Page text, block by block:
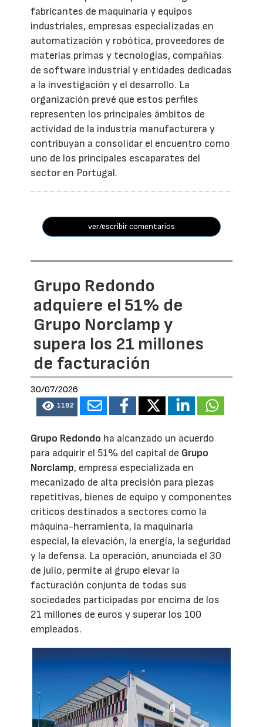
fabricantes de maquinaria y equipos
industriales, empresas especializadas en
automatización y robótica, proveedores de
materias primas y tecnologías, compañías
de software industrial y entidades dedicadas
a la investigación y el desarrollo. La
organización prevé que estos perfiles
representen los principales ámbitos de
actividad de la industria manufacturera y
contribuyan a consolidar el encuentro como
uno de los principales escaparates del
sector en Portugal.
ver/escribir comentarios
Grupo Redondo
adquiere el 51% de
Grupo Norclamp y
supera los 21 millones
de facturación
30/07/2026
1182
Grupo Redondo ha alcanzado un acuerdo
para adquirir el 51% del capital de Grupo
Norclamp, empresa especializada en
mecanizado de alta precisión para piezas
repetitivas, bienes de equipo y componentes
críticos destinados a sectores como la
máquina-herramienta, la maquinaria
especial, la elevación, la energía, la seguridad
y la defensa. La operación, anunciada el 30
de julio, permite al grupo elevar la
facturación conjunta de todas sus
sociedades participadas por encima de los
21 millones de euros y superar los 100
empleados.